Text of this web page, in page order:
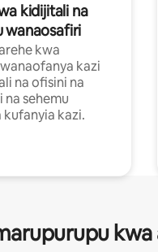
kidijitali na
wanaosafiri
kwa
kazi
na ofisini na
na sehemu
kufanyia kazi.